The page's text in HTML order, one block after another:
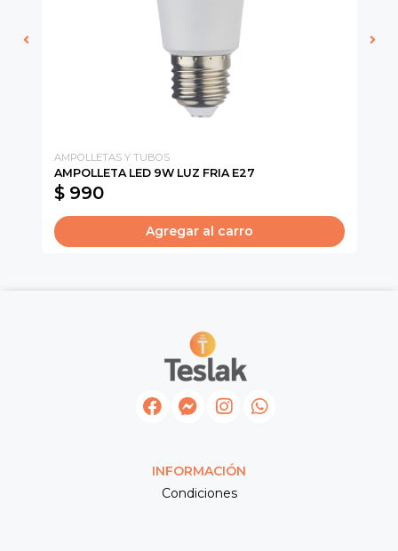
AMPOLLETAS Y TUBOS
AMPOLLETA LED 9W LUZ FRIA E27
$ 990
Agregar al carro
INFORMACIÓN
Condiciones